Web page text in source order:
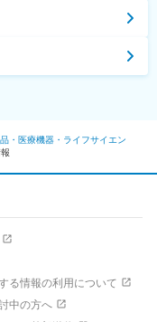
・医療機器・ライフサイエン
る情報の利用について
中の方へ